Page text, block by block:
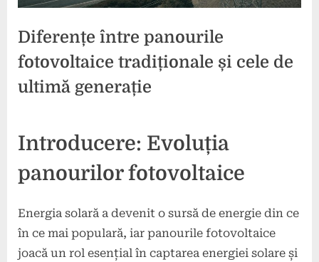
Diferențe între panourile
fotovoltaice tradiționale și cele de
ultimă generație
on
noiembrie
Introducere: Evoluția
panourilor fotovoltaice
Energia solară a devenit o sursă de energie din ce
în ce mai populară, iar panourile fotovoltaice
joacă un rol esențial în captarea energiei solare și